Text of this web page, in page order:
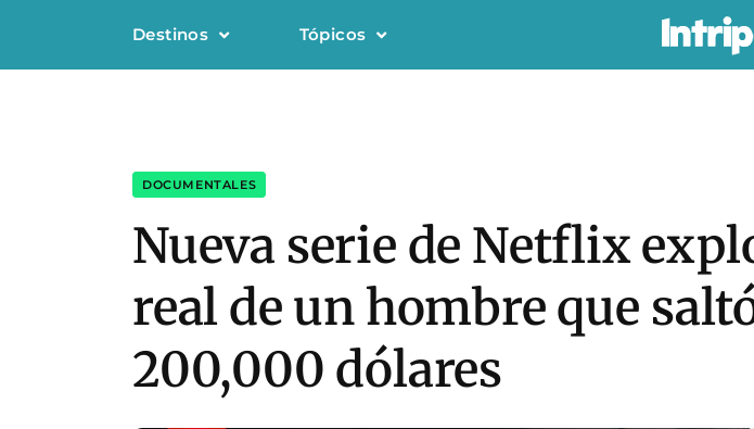
Destinos Tópicos
DOCUMENTALES
Nueva serie de Netflix
real de un hombre que
200,000 dólares